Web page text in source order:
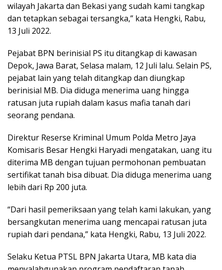
wilayah Jakarta dan Bekasi yang sudah kami tangkap
dan tetapkan sebagai tersangka,” kata Hengki, Rabu,
13 Juli 2022.
Pejabat BPN berinisial PS itu ditangkap di kawasan
Depok, Jawa Barat, Selasa malam, 12 Juli lalu. Selain PS,
pejabat lain yang telah ditangkap dan diungkap
berinisial MB. Dia diduga menerima uang hingga
ratusan juta rupiah dalam kasus mafia tanah dari
seorang pendana.
Direktur Reserse Kriminal Umum Polda Metro Jaya
Komisaris Besar Hengki Haryadi mengatakan, uang itu
diterima MB dengan tujuan permohonan pembuatan
sertifikat tanah bisa dibuat. Dia diduga menerima uang
lebih dari Rp 200 juta.
“Dari hasil pemeriksaan yang telah kami lakukan, yang
bersangkutan menerima uang mencapai ratusan juta
rupiah dari pendana,” kata Hengki, Rabu, 13 Juli 2022.
Selaku Ketua PTSL BPN Jakarta Utara, MB kata dia